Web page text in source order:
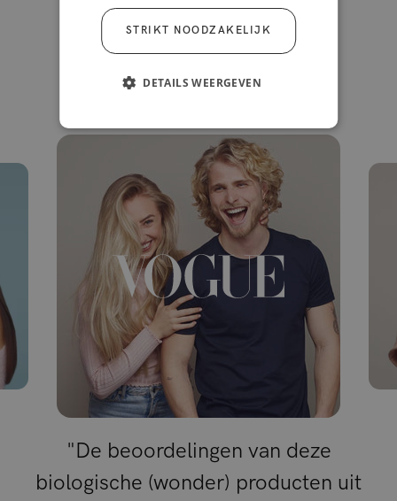
Gezien in
"De beoordelingen van deze
biologische (wonder) producten uit
STRIKT NOODZAKELIJK
DETAILS WEERGEVEN